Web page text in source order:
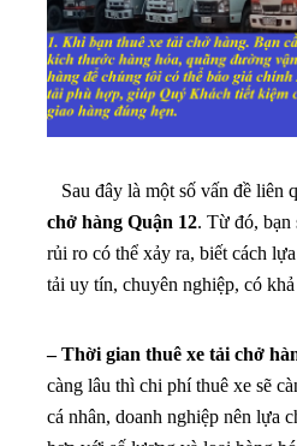
Sau đây là một số vấn đề liên
chở hàng Quận 12. Từ đó, bạn
rủi ro có thể xảy ra, biết cách
tải uy tín, chuyên nghiệp, có
– Thời gian thuê xe tải chở
càng lâu thì chi phí thuê xe sẽ
cá nhân, doanh nghiệp nên lựa